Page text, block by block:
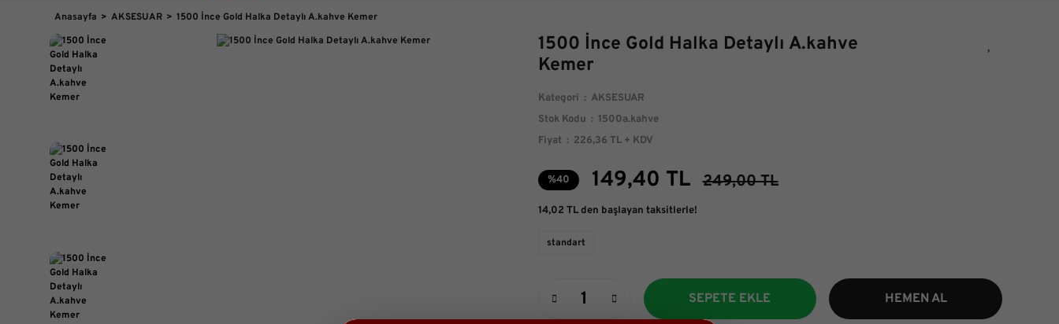
Anasayfa AKSESUAR 1500 İnce Gold Halka Detaylı A.kahve Kemer
1500 İnce Gold Halka Detaylı A.kahve
Kemer
Kategori
AKSESUAR
Stok Kodu
1500a.kahve
Fiyat
226,36 TL + KDV
%40 149,40 TL 249,00 TL
14,02 TL den başlayan taksitlerle!
standart
SEPETE EKLE HEMEN AL